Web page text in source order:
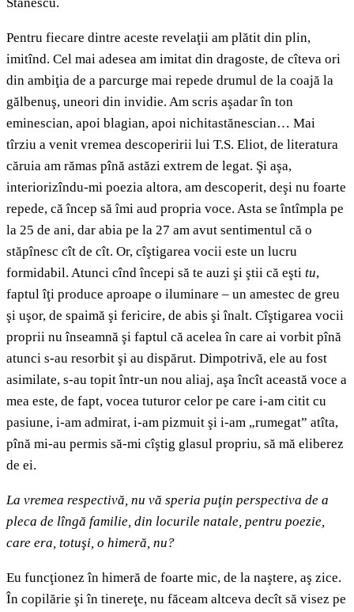
Stănescu.
Pentru fiecare dintre aceste revelaţii am plătit din plin,
imitînd. Cel mai adesea am imitat din dragoste, de cîteva ori
din ambiţia de a parcurge mai repede drumul de la coajă la
gălbenuş, uneori din invidie. Am scris aşadar în ton
eminescian, apoi blagian, apoi nichitastănescian… Mai
tîrziu a venit vremea descoperirii lui T.S. Eliot, de literatura
căruia am rămas pînă astăzi extrem de legat. Şi aşa,
interiorizîndu-mi poezia altora, am descoperit, deşi nu foarte
repede, că încep să îmi aud propria voce. Asta se întîmpla pe
la 25 de ani, dar abia pe la 27 am avut sentimentul că o
stăpînesc cît de cît. Or, cîştigarea vocii este un lucru
formidabil. Atunci cînd începi să te auzi şi ştii că eşti tu,
faptul îţi produce aproape o iluminare – un amestec de greu
şi uşor, de spaimă şi fericire, de abis şi înalt. Cîştigarea vocii
proprii nu înseamnă şi faptul că acelea în care ai vorbit pînă
atunci s-au resorbit şi au dispărut. Dimpotrivă, ele au fost
asimilate, s-au topit într-un nou aliaj, aşa încît această voce a
mea este, de fapt, vocea tuturor celor pe care i-am citit cu
pasiune, i-am admirat, i-am pizmuit şi i-am „rumegat” atîta,
pînă mi-au permis să-mi cîştig glasul propriu, să mă eliberez
de ei.
La vremea respectivă, nu vă speria puţin perspectiva de a
pleca de lîngă familie, din locurile natale, pentru poezie,
care era, totuşi, o himeră, nu?
Eu funcţionez în himeră de foarte mic, de la naştere, aş zice.
În copilărie şi în tinereţe, nu făceam altceva decît să visez pe